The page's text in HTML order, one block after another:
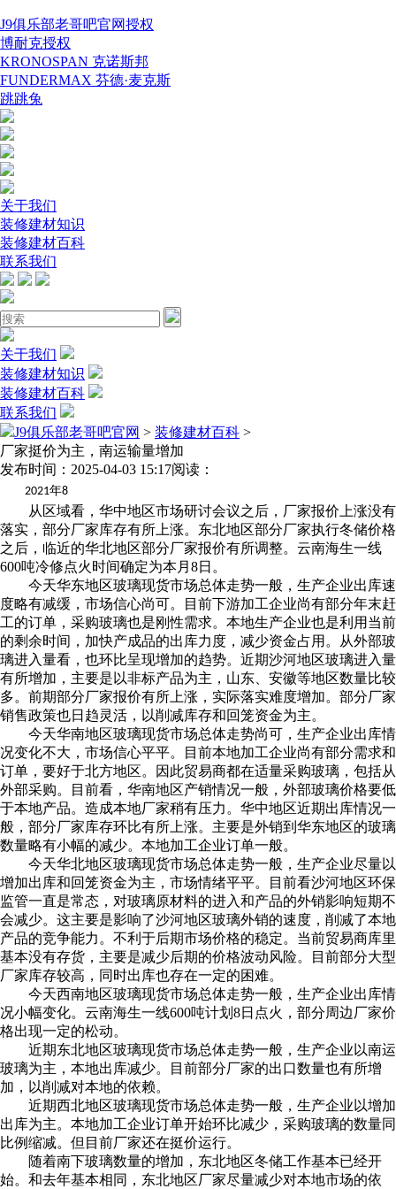
J9俱乐部老哥吧官网授权
博耐克授权
KRONOSPAN 克诺斯邦
FUNDERMAX 芬德·麦克斯
跳跳兔
关于我们
装修建材知识
装修建材百科
联系我们
关于我们
装修建材知识
装修建材百科
联系我们
J9俱乐部老哥吧官网 > 装修建材百科 >
厂家挺价为主，南运输量增加
发布时间：2025-04-03 15:17阅读：
2021年8
从区域看，华中地区市场研讨会议之后，厂家报价上涨没有
落实，部分厂家库存有所上涨。东北地区部分厂家执行冬储价格
之后，临近的华北地区部分厂家报价有所调整。云南海生一线
600吨冷修点火时间确定为本月8日。
今天华东地区玻璃现货市场总体走势一般，生产企业出库速
度略有减缓，市场信心尚可。目前下游加工企业尚有部分年末赶
工的订单，采购玻璃也是刚性需求。本地生产企业也是利用当前
的剩余时间，加快产成品的出库力度，减少资金占用。从外部玻
璃进入量看，也环比呈现增加的趋势。近期沙河地区玻璃进入量
有所增加，主要是以非标产品为主，山东、安徽等地区数量比较
多。前期部分厂家报价有所上涨，实际落实难度增加。部分厂家
销售政策也日趋灵活，以削减库存和回笼资金为主。
今天华南地区玻璃现货市场总体走势尚可，生产企业出库情
况变化不大，市场信心平平。目前本地加工企业尚有部分需求和
订单，要好于北方地区。因此贸易商都在适量采购玻璃，包括从
外部采购。目前看，华南地区产销情况一般，外部玻璃价格要低
于本地产品。造成本地厂家稍有压力。华中地区近期出库情况一
般，部分厂家库存环比有所上涨。主要是外销到华东地区的玻璃
数量略有小幅的减少。本地加工企业订单一般。
今天华北地区玻璃现货市场总体走势一般，生产企业尽量以
增加出库和回笼资金为主，市场情绪平平。目前看沙河地区环保
监管一直是常态，对玻璃原材料的进入和产品的外销影响短期不
会减少。这主要是影响了沙河地区玻璃外销的速度，削减了本地
产品的竞争能力。不利于后期市场价格的稳定。当前贸易商库里
基本没有存货，主要是减少后期的价格波动风险。目前部分大型
厂家库存较高，同时出库也存在一定的困难。
今天西南地区玻璃现货市场总体走势一般，生产企业出库情
况小幅变化。云南海生一线600吨计划8日点火，部分周边厂家价
格出现一定的松动。
近期东北地区玻璃现货市场总体走势一般，生产企业以南运
玻璃为主，本地出库减少。目前部分厂家的出口数量也有所增
加，以削减对本地的依赖。
近期西北地区玻璃现货市场总体走势一般，生产企业以增加
出库为主。本地加工企业订单开始环比减少，采购玻璃的数量同
比例缩减。但目前厂家还在挺价运行。
随着南下玻璃数量的增加，东北地区冬储工作基本已经开
始。和去年基本相同，东北地区厂家尽量减少对本地市场的依